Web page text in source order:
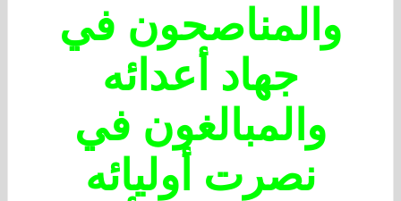
والمناصحون في
جهاد أعدائه
والمبالغون في
نصرت أوليائه